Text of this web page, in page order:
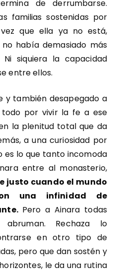
de derrumbarse.
familias sostenidas por
que ella ya no está,
había demasiado más
Ni siquiera la capacidad
entre ellos.
y también desapegado a
por vivir la fe a ese
la plenitud total que da
a una curiosidad por
es lo que tanto incomoda
entre al monasterio,
justo cuando el mundo
una infinidad de
Pero a Ainara todas
Rechaza lo
en otro tipo de
pero que dan sostén y
le da una rutina